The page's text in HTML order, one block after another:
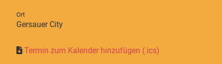
Ort
Gersauer City
Termin zum Kalender hinzufügen (.ics)